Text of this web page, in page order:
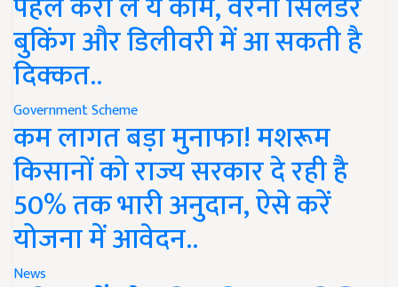
बुकिंग और डिलीवरी में आ सकती है
दिक्कत..
Government Scheme
कम लागत बड़ा मुनाफा! मशरूम
किसानों को राज्य सरकार दे रही है
50% तक भारी अनुदान, ऐसे करें
योजना में आवेदन..
News